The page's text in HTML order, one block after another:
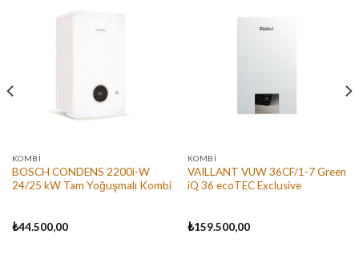
KOMBI
BOSCH CONDENS 2200i-W
24/25 kW Tam Yoğuşmalı Kombi
₺44.500,00
KOMBI
VAILLANT VUW 36CF/1-7 Green
iQ 36 ecoTEC Exclusive
₺159.500,00